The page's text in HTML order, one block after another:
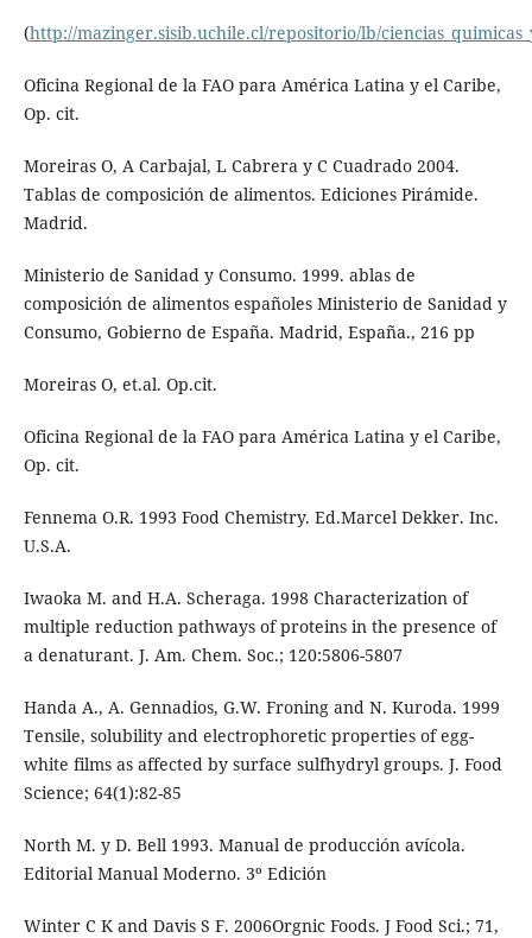
(http://mazinger.sisib.uchile.cl/repositorio/lb/
Oficina Regional de la FAO para América Latina y el Caribe,
Op. cit.
Moreiras O, A Carbajal, L Cabrera y C Cuadrado 2004.
Tablas de composición de alimentos. Ediciones Pirámide.
Madrid.
Ministerio de Sanidad y Consumo. 1999. ablas de
composición de alimentos españoles Ministerio de Sanidad y
Consumo, Gobierno de España. Madrid, España., 216 pp
Moreiras O, et.al. Op.cit.
Oficina Regional de la FAO para América Latina y el Caribe,
Op. cit.
Fennema O.R. 1993 Food Chemistry. Ed.Marcel Dekker. Inc.
U.S.A.
Iwaoka M. and H.A. Scheraga. 1998 Characterization of
multiple reduction pathways of proteins in the presence of
a denaturant. J. Am. Chem. Soc.; 120:5806-5807
Handa A., A. Gennadios, G.W. Froning and N. Kuroda. 1999
Tensile, solubility and electrophoretic properties of egg-
white films as affected by surface sulfhydryl groups. J. Food
Science; 64(1):82-85
North M. y D. Bell 1993. Manual de producción avícola.
Editorial Manual Moderno. 3º Edición
Winter C K and Davis S F. 2006Orgnic Foods. J Food Sci.; 71,